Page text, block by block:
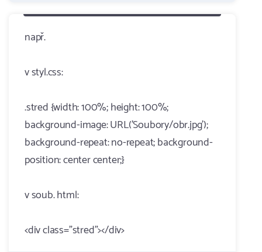
např.
v styl.css:
.stred {width: 100%; height: 100%;
background-image: URL('Soubory/obr.jpg');
background-repeat: no-repeat; background-
position: center center;}
v soub. html:
<div class="stred"></div>